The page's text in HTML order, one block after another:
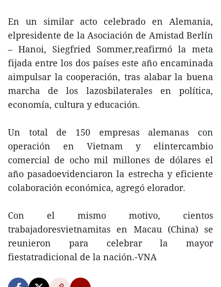
En un similar acto celebrado en Alemania,
elpresidente de la Asociación de Amistad Berlín
– Hanoi, Siegfried Sommer,reafirmó la meta
fijada entre los dos países este año encaminada
aimpulsar la cooperación, tras alabar la buena
marcha de los lazosbilaterales en política,
economía, cultura y educación.
Un total de 150 empresas alemanas con
operación en Vietnam y elintercambio
comercial de ocho mil millones de dólares el
año pasadoevidenciaron la estrecha y eficiente
colaboración económica, agregó elorador.
Con el mismo motivo, cientos
trabajadoresvietnamitas en Macau (China) se
reunieron para celebrar la mayor
fiestatradicional de la nación.-VNA